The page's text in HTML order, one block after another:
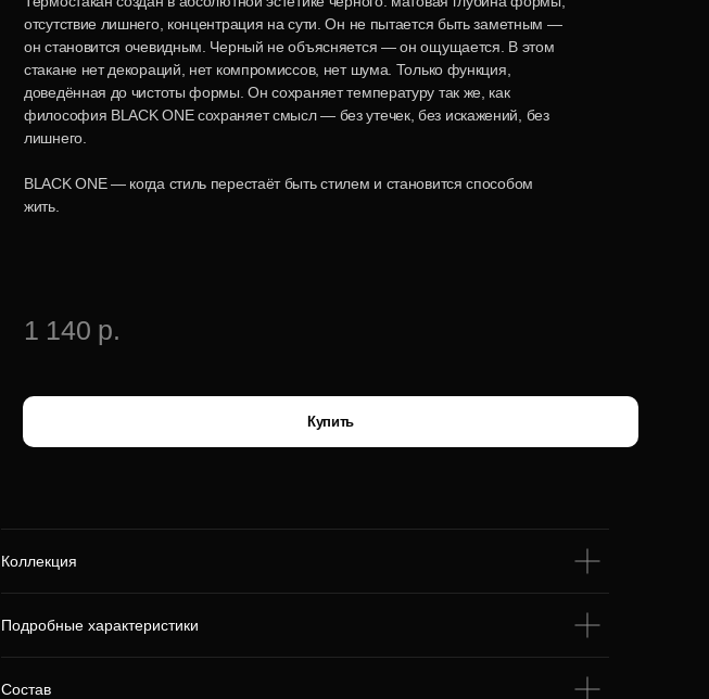
Купить
1 140 р.
отсутствие лишнего, концентрация на сути. Он не пытается быть заметным —
он становится очевидным. Черный не объясняется — он ощущается. В этом
стакане нет декораций, нет компромиссов, нет шума. Только функция,
доведённая до чистоты формы. Он сохраняет температуру так же, как
философия BLACK ONE сохраняет смысл — без утечек, без искажений, без
лишнего.
BLACK ONE — когда стиль перестаёт быть стилем и становится способом
жить.
Коллекция
Подробные характеристики
Состав